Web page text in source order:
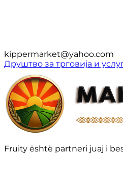
kippermarket@yahoo.com
Друштво за трговија и
Fruity është partneri juaj i